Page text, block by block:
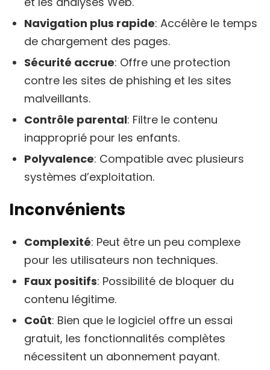
Navigation plus rapide: Accélère le temps
de chargement des pages.
Sécurité accrue: Offre une protection
contre les sites de phishing et les sites
malveillants.
Contrôle parental: Filtre le contenu
inapproprié pour les enfants.
Polyvalence: Compatible avec plusieurs
systèmes d’exploitation.
Inconvénients
Complexité: Peut être un peu complexe
pour les utilisateurs non techniques.
Faux positifs: Possibilité de bloquer du
contenu légitime.
Coût: Bien que le logiciel offre un essai
gratuit, les fonctionnalités complètes
nécessitent un abonnement payant.